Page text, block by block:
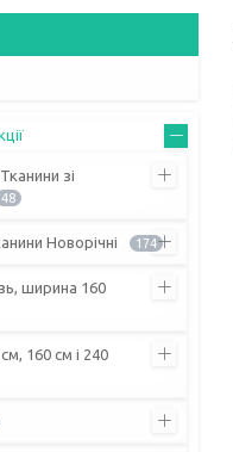
зі
48
Новорічні 174
ширина 160
160 см і 240